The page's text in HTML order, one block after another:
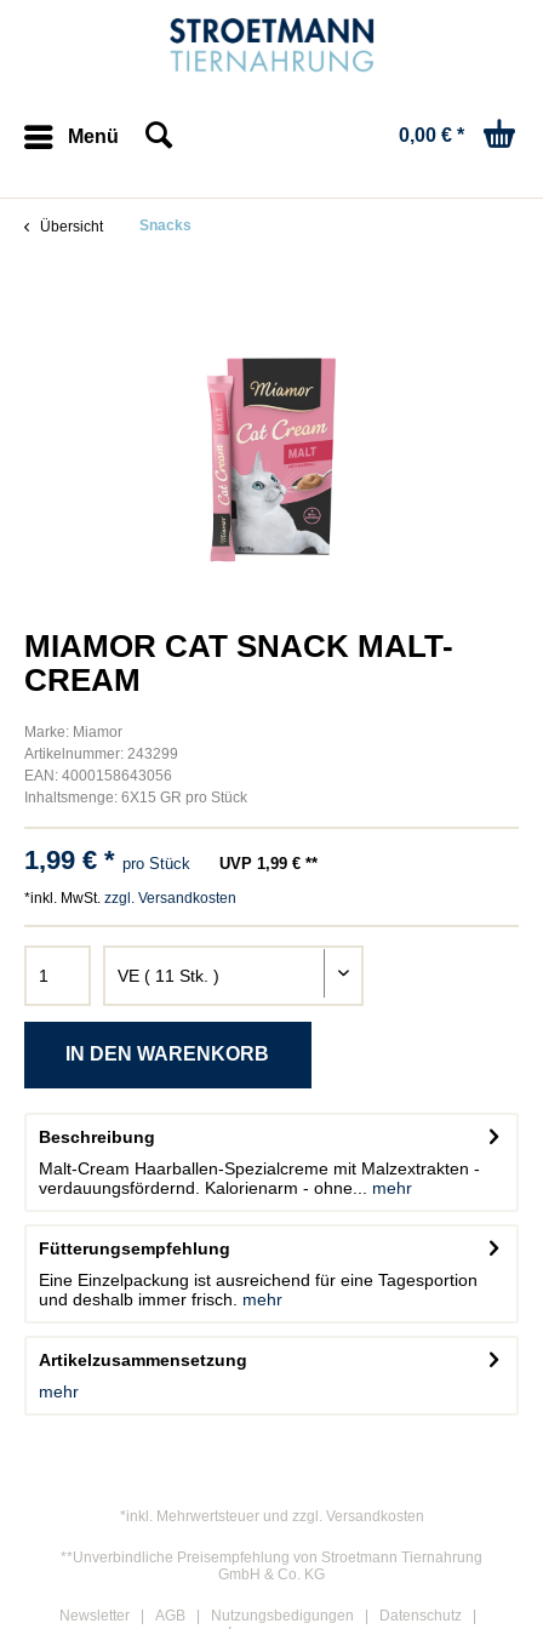
Menü 0,00 € *
Übersicht Snacks
MIAMOR CAT SNACK MALT-
CREAM
Marke: Miamor
Artikelnummer: 243299
EAN: 4000158643056
Inhaltsmenge: 6X15 GR pro Stück
1,99 € * pro Stück UVP 1,99 € **
*inkl. MwSt. zzgl. Versandkosten
Beschreibung
Malt-Cream Haarballen-Spezialcreme mit Malzextrakten -
verdauungsfördernd. Kalorienarm - ohne...
mehr
Fütterungsempfehlung
Eine Einzelpackung ist ausreichend für eine Tagesportion
und deshalb immer frisch.
mehr
Artikelzusammensetzung
mehr
*inkl. Mehrwertsteuer und zzgl. Versandkosten
**Unverbindliche Preisempfehlung von Stroetmann Tiernahrung
GmbH & Co. KG
Newsletter AGB Nutzungsbedigungen
Datenschutz